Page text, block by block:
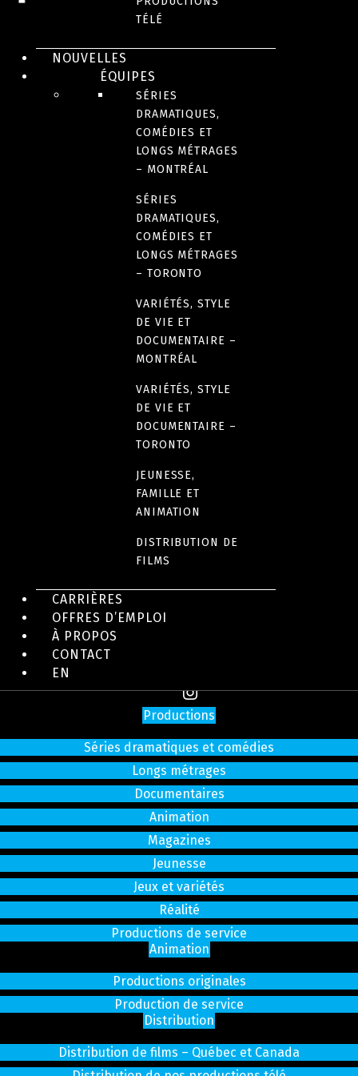
TÉLÉ
NOUVELLES
ÉQUIPES
SÉRIES
DRAMATIQUES,
COMÉDIES ET
LONGS MÉTRAGES
– MONTRÉAL
SÉRIES
DRAMATIQUES,
COMÉDIES ET
LONGS MÉTRAGES
– TORONTO
VARIÉTÉS, STYLE
DE VIE ET
DOCUMENTAIRE –
MONTRÉAL
VARIÉTÉS, STYLE
DE VIE ET
DOCUMENTAIRE –
TORONTO
JEUNESSE,
FAMILLE ET
ANIMATION
DISTRIBUTION DE
FILMS
CARRIÈRES
OFFRES D’EMPLOI
À PROPOS
CONTACT
EN
NOMBRE DE SAISONS
EN IMAGES
Productions
Séries dramatiques et comédies
Longs métrages
Documentaires
Animation
Magazines
Jeunesse
Jeux et variétés
Réalité
Productions de service
Animation
Productions originales
Production de service
Distribution
Distribution de films – Québec et Canada